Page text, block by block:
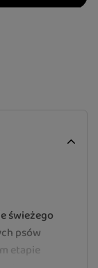
świeżego
psów
etapie